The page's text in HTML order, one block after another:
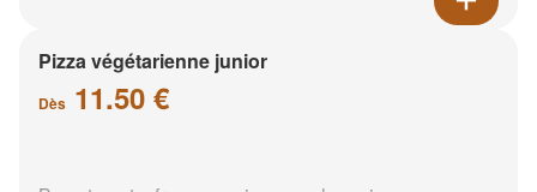
Pizza végétarienne junior
Dès 11.50 €